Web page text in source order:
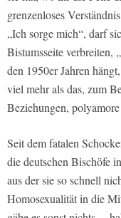
grenzenloses
„Ich sorge mich“, darf
Bistumsseite verbreiten,
den 1950er Jahren
viel mehr als das, zum
Beziehungen,
Seit dem fatalen
die deutschen Bischöfe
aus der sie so schnell
Homosexualität in die